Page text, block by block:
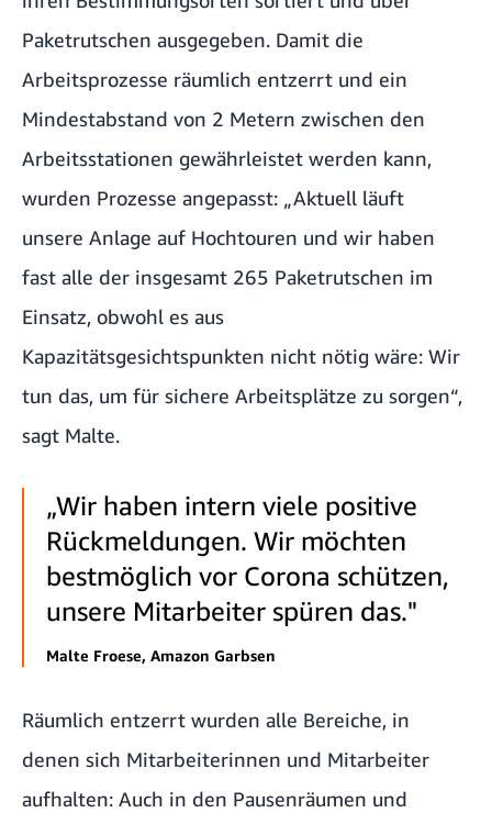
Paketrutschen ausgegeben. Damit die
Arbeitsprozesse räumlich entzerrt und ein
Mindestabstand von 2 Metern zwischen den
Arbeitsstationen gewährleistet werden kann,
wurden Prozesse angepasst: „Aktuell läuft
unsere Anlage auf Hochtouren und wir haben
fast alle der insgesamt 265 Paketrutschen im
Einsatz, obwohl es aus
Kapazitätsgesichtspunkten nicht nötig wäre: Wir
tun das, um für sichere Arbeitsplätze zu sorgen“,
sagt Malte.
„Wir haben intern viele positive
Rückmeldungen. Wir möchten
bestmöglich vor Corona schützen,
unsere Mitarbeiter spüren das."
Malte Froese, Amazon Garbsen
Räumlich entzerrt wurden alle Bereiche, in
denen sich Mitarbeiterinnen und Mitarbeiter
aufhalten: Auch in den Pausenräumen und